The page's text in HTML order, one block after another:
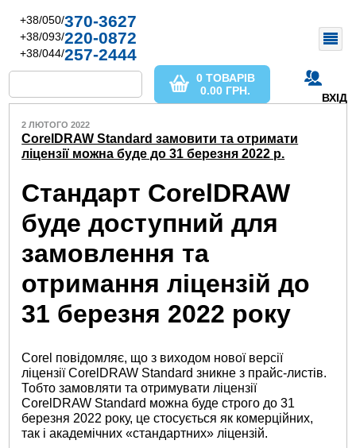
+38/050/370-3627
+38/093/220-0872
+38/044/257-2444
ВХІД
0 ТОВАРІВ
0.00 ГРН.
2 ЛЮТОГО 2022
CorelDRAW Standard замовити та отримати
ліцензії можна буде до 31 березня 2022 р.
Стандарт CorelDRAW
буде доступний для
замовлення та
отримання ліцензій до
31 березня 2022 року
Corel повідомляє, що з виходом нової версії
ліцензії CorelDRAW Standard зникне з прайс-листів.
Тобто замовляти та отримувати ліцензії
CorelDRAW Standard можна буде строго до 31
березня 2022 року, це стосується як комерційних,
так і академічних «стандартних» ліцензій.